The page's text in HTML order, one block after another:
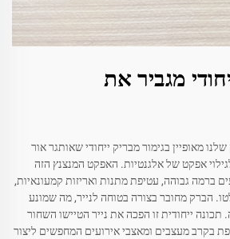
מגביר את
מאופיין בגימור מבריק ייחודי שאותגר אור
אפקט של אלגנטיות. האפקט המנצנץ הזה
ברמה גבוהה, עטיפת מתנות ואריזות קמעונאיות,
הברק מחובר בצורה בטוחה לנייר, מה שמונע
תכונה ייחודית זו הפכה את נייר הטיישו השחור
בקרב מעצבים ומאצבי אירועים המחפשים ליצור